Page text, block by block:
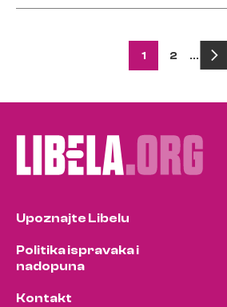
pagination
1 2 …
Upoznajte Libelu
Politika ispravaka i
nadopuna
Kontakt